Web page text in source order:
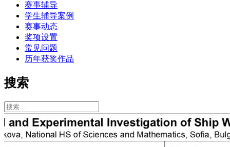
赛事辅导
学生辅导案例
赛事动态
奖项设置
常见问题
历年获奖作品
搜索
搜
索：